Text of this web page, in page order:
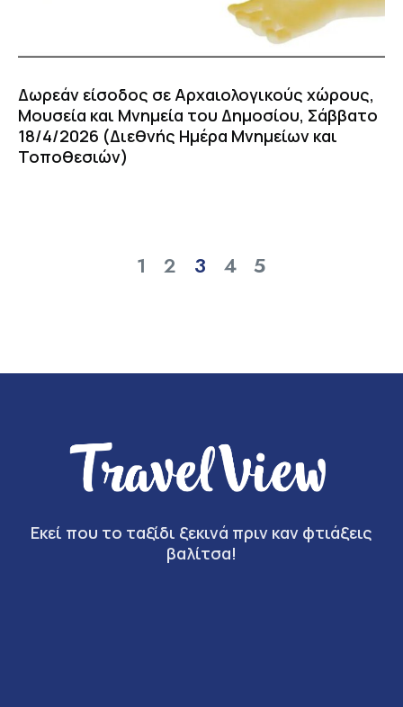
Δωρεάν είσοδος σε Αρχαιολογικούς χώρους,
Μουσεία και Μνημεία του Δημοσίου, Σάββατο
18/4/2026 (Διεθνής Ημέρα Μνημείων και
Τοποθεσιών)
1 2 3 4 5
Εκεί που το ταξίδι ξεκινά πριν καν φτιάξεις
βαλίτσα!